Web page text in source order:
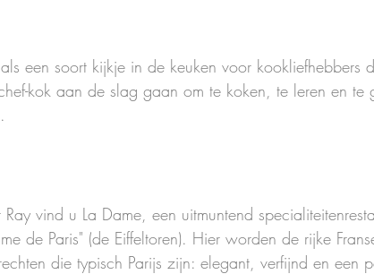
een soort kijkje in de keuken voor kookliefhebbers
kok aan de slag gaan om te koken, te leren en te
vind u La Dame, een uitmuntend
de Paris" (de Eiffeltoren). Hier worden de rijke
die typisch Parijs zijn: elegant, verfijnd en een